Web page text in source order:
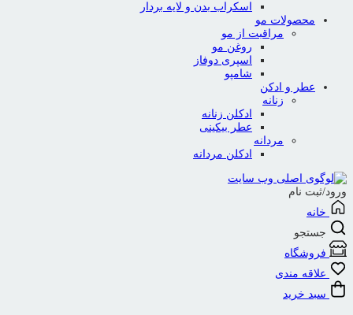
اسکراب بدن و لایه بردار
محصولات مو
مراقبت از مو
روغن مو
اسپری دوفاز
شامپو
عطر و ادکن
زنانه
ادکلن زنانه
عطر بیکینی
مردانه
ادکلن مردانه
ورود/ثبت نام
خانه
جستجو
فروشگاه
علاقه مندی
سبد خرید